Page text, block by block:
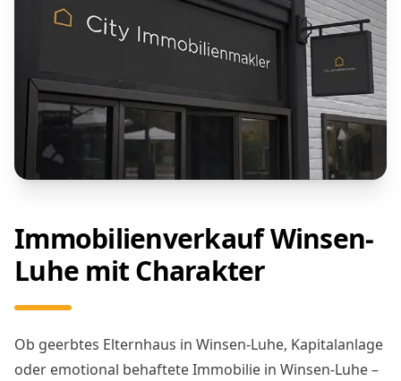
Immobilienverkauf Winsen-
Luhe mit Charakter
Ob geerbtes Elternhaus in Winsen-Luhe, Kapitalanlage
oder emotional behaftete Immobilie in Winsen-Luhe –